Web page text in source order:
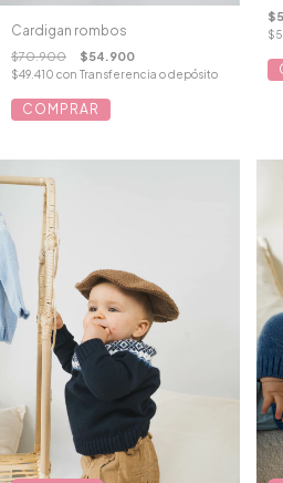
Cardigan rombos
$70.900 $54.900
$49.410 con Transferencia o depósito
COMPRAR